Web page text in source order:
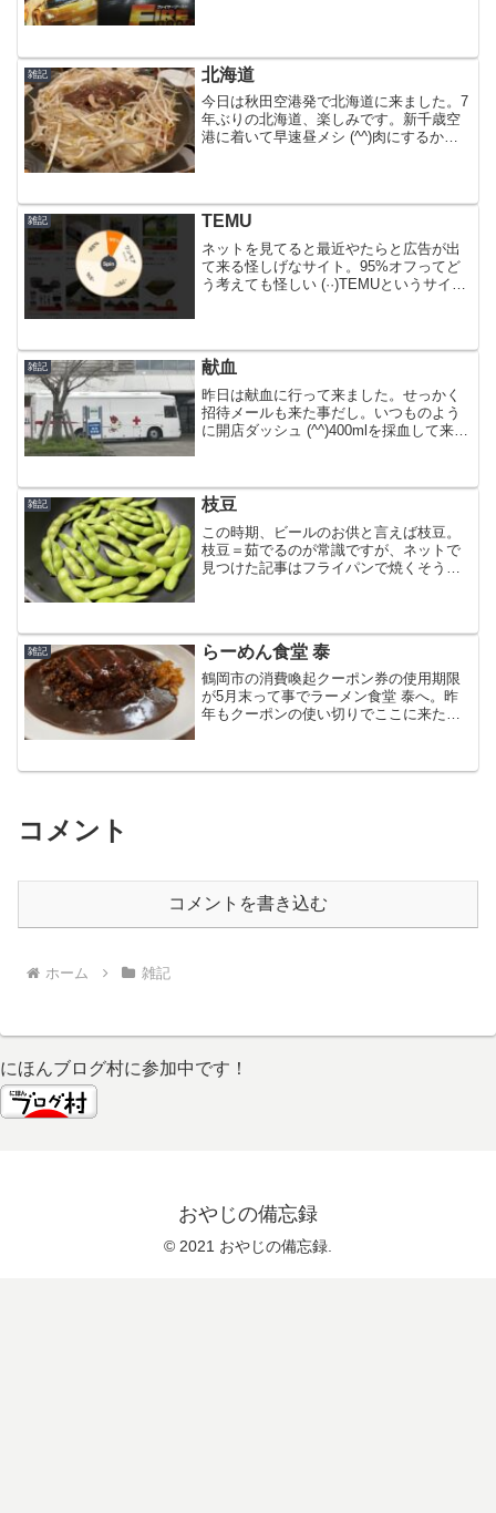
で観...
雑記 北海道
今日は秋田空港発で北海道に来ました。7
年ぶりの北海道、楽しみです。新千歳空
港に着いて早速昼メシ (^^)肉にするかラ
た。とりあえずサッ...
雑記 TEMU
ネットを見てると最近やたらと広告が出
て来る怪しげなサイト。95%オフってど
う考えても怪しい (··)TEMUというサイ
それでも安さに...
雑記 献血
昨日は献血に行って来ました。せっかく
招待メールも来た事だし。いつものよう
に開店ダッシュ (^^)400mlを採血して来ま
雑記 枝豆
この時期、ビールのお供と言えば枝豆。
枝豆＝茹でるのが常識ですが、ネットで
見つけた記事はフライパンで焼くそうで
す。5分ほど蒸し焼きにし...
雑記 らーめん食堂 泰
鶴岡市の消費喚起クーポン券の使用期限
が5月末って事でラーメン食堂 泰へ。昨
年もクーポンの使い切りでここに来たの
コメント
コメントを書き込む
ホーム 雑記
にほんブログ村に参加中です！
おやじの備忘録
© 2021 おやじの備忘録.